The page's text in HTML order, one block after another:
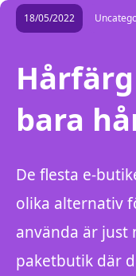
18/05/2022
bara
De flesta e-
olika alternativ
använda är just
paketbutik där